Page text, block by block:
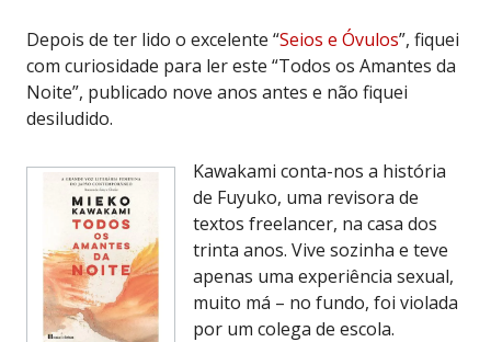
Depois de ter lido o excelente “Seios e Óvulos”, fiquei
com curiosidade para ler este “Todos os Amantes da
Noite”, publicado nove anos antes e não fiquei
desiludido.
Kawakami conta-nos a história
de Fuyuko, uma revisora de
textos freelancer, na casa dos
trinta anos. Vive sozinha e teve
apenas uma experiência sexual,
muito má – no fundo, foi violada
por um colega de escola.